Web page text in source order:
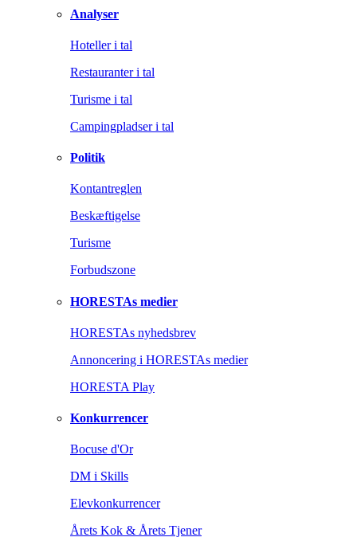
Analyser
Hoteller i tal
Restauranter i tal
Turisme i tal
Campingpladser i tal
Politik
Kontantreglen
Beskæftigelse
Turisme
Forbudszone
HORESTAs medier
HORESTAs nyhedsbrev
Annoncering i HORESTAs medier
HORESTA Play
Konkurrencer
Bocuse d'Or
DM i Skills
Elevkonkurrencer
Årets Kok & Årets Tjener